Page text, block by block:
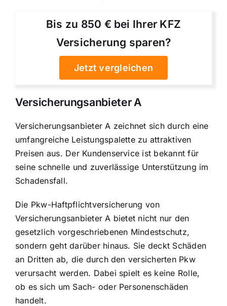
Bis zu 850 € bei Ihrer KFZ
Versicherung sparen?
Jetzt vergleichen
Versicherungsanbieter A
Versicherungsanbieter A zeichnet sich durch eine
umfangreiche Leistungspalette zu attraktiven
Preisen aus. Der Kundenservice ist bekannt für
seine schnelle und zuverlässige Unterstützung im
Schadensfall.
Die Pkw-Haftpflichtversicherung von
Versicherungsanbieter A bietet nicht nur den
gesetzlich vorgeschriebenen Mindestschutz,
sondern geht darüber hinaus. Sie deckt Schäden
an Dritten ab, die durch den versicherten Pkw
verursacht werden. Dabei spielt es keine Rolle,
ob es sich um Sach- oder Personenschäden
handelt.